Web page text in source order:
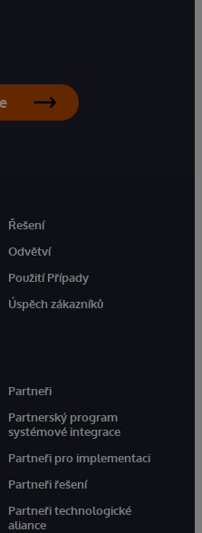
Řešení
Odvětví
Použití Případy
Úspěch zákazníků
Partneři
Partnerský program
systémové integrace
Partneři pro implementaci
Partneři řešení
Partneři technologické
aliance